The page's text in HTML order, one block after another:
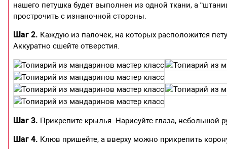
нашего петушка будет выполнен из одной ткани, а
прострочить с изнаночной стороны.
Шаг 2. Каждую из палочек, на которых расположится
Аккуратно сшейте отверстия.
Шаг 3. Прикрепите крылья. Нарисуйте глаза, небольшой
Шаг 4. Клюв пришейте, а вверху можно прикрепить